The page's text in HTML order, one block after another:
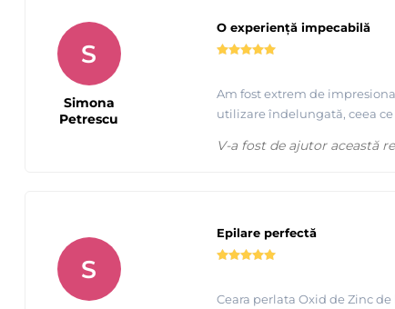
O experiență impecabilă
Am fost extrem de
utilizare îndelungată, ceea
S
Simona
Petrescu
V-a fost de ajutor această
Epilare perfectă
Ceara perlata Oxid de Zinc
S